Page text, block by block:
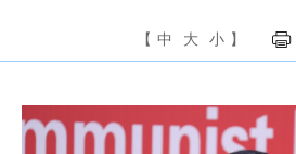
【 中 大 小 】